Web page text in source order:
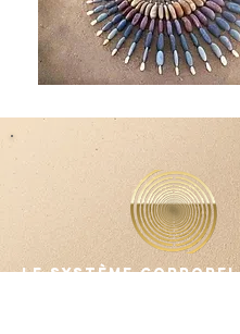
Le système corporel